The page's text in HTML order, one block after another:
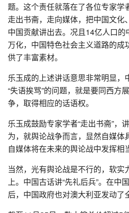
题。这个责任就落在了各位专家学
走出书斋，走向媒体，把中国文化
中国贡献讲出去。况且14亿人口
万化，中国特色社会主义道路的成
供了丰富素材。
乐玉成的上述讲话意思非常明显，
“失语挨骂”的问题，就是要同西方
争，取得相应的话语权。
乐玉成鼓励专家学者“走出书斋”，
为，就舆论战争而言，显然自媒体
自媒体将在未来的舆论战中发挥相
当然，光有舆论战是不行的，软实
上。中国古话讲“先礼后兵”。在中
后，中国政府也对澳大利亚发动了